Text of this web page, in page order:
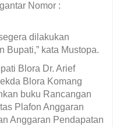
Nomor :
dilakukan
Bupati,” kata Mustopa.
Blora Dr. Arief
Blora Komang
buku Rancangan
Plafon Anggaran
Anggaran Pendapatan